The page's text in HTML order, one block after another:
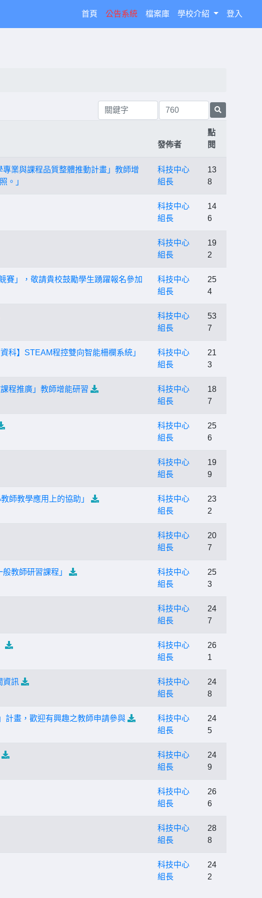
首頁 (current)
公告系統 檔案庫 學校介紹 登入
發佈者
點
閱
業與課程品質整體推動計畫」教師增
。」
科技中心
組長
13
8
科技中心
組長
14
6
科技中心
組長
19
2
賽」，敬請貴校鼓勵學生踴躍報名參加
科技中心
組長
25
4
科技中心
組長
53
7
科】STEAM程控雙向智能柵欄系統」
科技中心
組長
21
3
程推廣」教師增能研習
科技中心
組長
18
7
科技中心
組長
25
6
科技中心
組長
19
9
師教學應用上的協助」
科技中心
組長
23
2
科技中心
組長
20
7
教師研習課程」
科技中心
組長
25
3
科技中心
組長
24
7
科技中心
組長
26
1
資訊
科技中心
組長
24
8
計畫，歡迎有興趣之教師申請參與
科技中心
組長
24
5
科技中心
組長
24
9
科技中心
組長
26
6
科技中心
組長
28
8
科技中心
組長
24
2